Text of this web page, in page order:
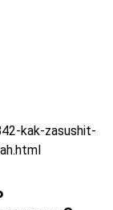
kak-zasushit-